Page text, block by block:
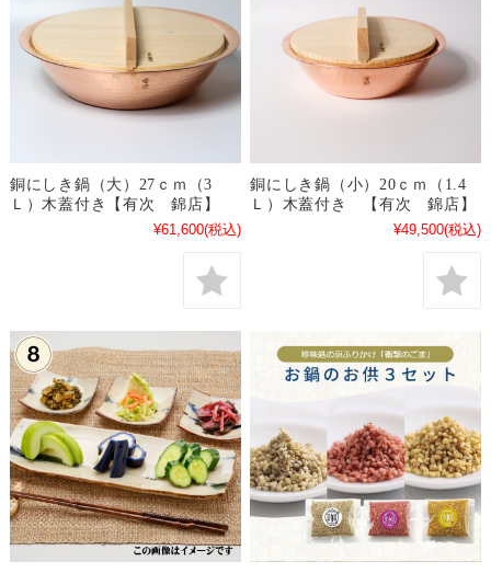
銅にしき鍋（大）27ｃｍ（3
Ｌ）木蓋付き【有次 錦店】
¥61,600(税込)
銅にしき鍋（小）20ｃｍ（1.4
Ｌ）木蓋付き 【有次 錦店】
¥49,500(税込)